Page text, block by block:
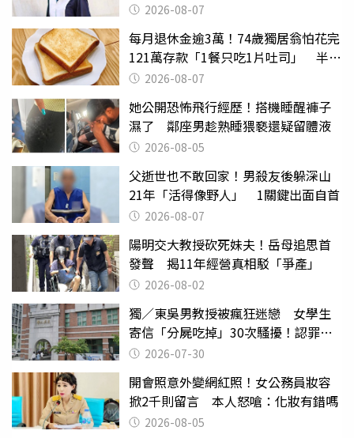
2026-08-07
每月退休金逾3萬！74歲獨居翁怕花完
121萬存款「1餐只吃1片吐司」 半年
後暴瘦嚇壞女兒
2026-08-07
她公開恐怖飛行經歷！搭機睡醒褲子
濕了 鄰座男趁熟睡猥褻還疑留體液
2026-08-05
父逝世也不敢回家！男殺友後躲深山
21年「活得像野人」 1關鍵出面自首
2026-08-07
陽明交大教授砍死妹夫！岳母追思首
發聲 揭11年經營真相駁「爭產」
2026-08-02
獨／東吳男教授被瘋狂迷戀 女學生
寄信「分屍吃掉」30次騷擾！認罪免
關 2026-07-30
開會照意外變網紅照！女公務員妝容
掀2千則留言 本人怒嗆：化妝有錯嗎
2026-08-05